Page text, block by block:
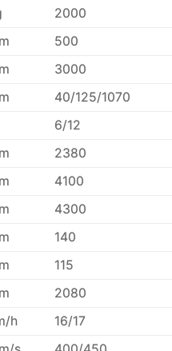
2000
500
3000
40/125/1070
6/12
2380
4100
4300
140
115
2080
h
16/17